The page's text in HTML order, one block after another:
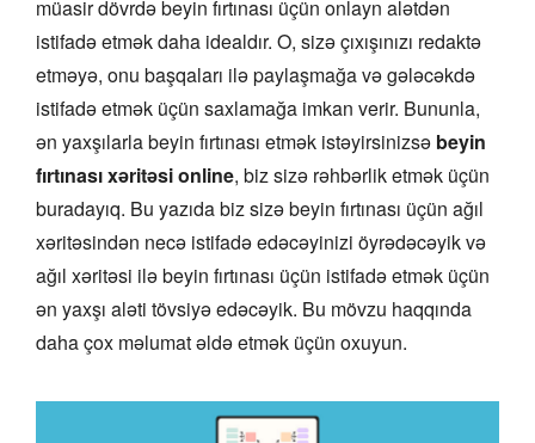
müasir dövrdə beyin fırtınası üçün onlayn alətdən
istifadə etmək daha idealdır. O, sizə çıxışınızı redaktə
etməyə, onu başqaları ilə paylaşmağa və gələcəkdə
istifadə etmək üçün saxlamağa imkan verir. Bununla,
ən yaxşılarla beyin fırtınası etmək istəyirsinizsə beyin
fırtınası xəritəsi online, biz sizə rəhbərlik etmək üçün
buradayıq. Bu yazıda biz sizə beyin fırtınası üçün ağıl
xəritəsindən necə istifadə edəcəyinizi öyrədəcəyik və
ağıl xəritəsi ilə beyin fırtınası üçün istifadə etmək üçün
ən yaxşı aləti tövsiyə edəcəyik. Bu mövzu haqqında
daha çox məlumat əldə etmək üçün oxuyun.